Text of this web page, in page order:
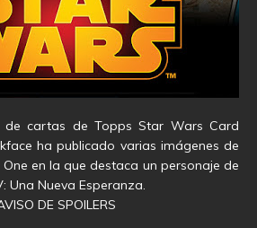
cartas de Topps Star Wars Card
ha publicado varias imágenes de
en la que destaca un personaje de
Una Nueva Esperanza.
DE SPOILERS